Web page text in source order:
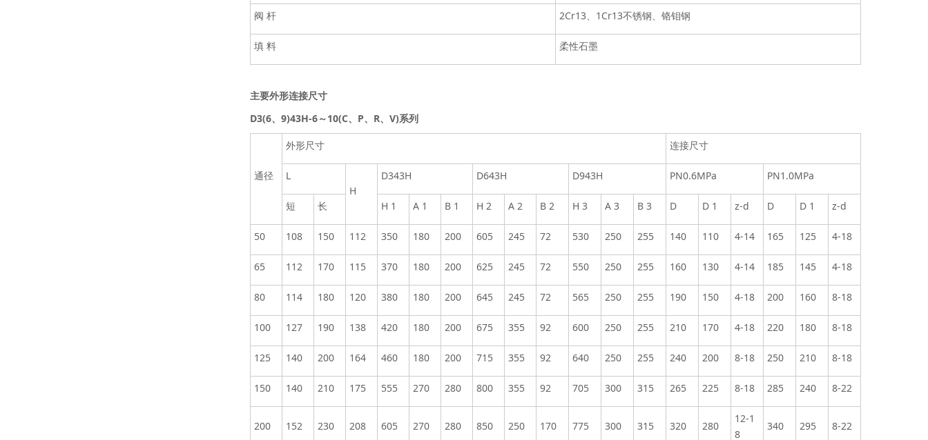
阀 杆 2Cr13、1Cr13不锈钢、铬钼钢
填 料 柔性石墨
主要外形连接尺寸
D3(6、9)43H-6～10(C、P、R、V)系列
通径
外形尺寸 连接尺寸
L
H
D343H D643H D943H PN0.6MPa PN1.0MPa
短 长 H 1 A 1 B 1 H 2 A 2 B 2 H 3 A 3 B 3 D D 1 z-d D D 1 z-d
50 108 150 112 350 180 200 605 245 72 530 250 255 140 110 4-14 165 125 4-18
65 112 170 115 370 180 200 625 245 72 550 250 255 160 130 4-14 185 145 4-18
80 114 180 120 380 180 200 645 245 72 565 250 255 190 150 4-18 200 160 8-18
100 127 190 138 420 180 200 675 355 92 600 250 255 210 170 4-18 220 180 8-18
125 140 200 164 460 180 200 715 355 92 640 250 255 240 200 8-18 250 210 8-18
150 140 210 175 555 270 280 800 355 92 705 300 315 265 225 8-18 285 240 8-22
200 152 230 208 605 270 280 850 250 170 775 300 315 320 280
12-1
8
340 295 8-22